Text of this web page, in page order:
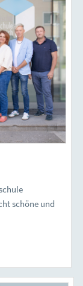
schöne und